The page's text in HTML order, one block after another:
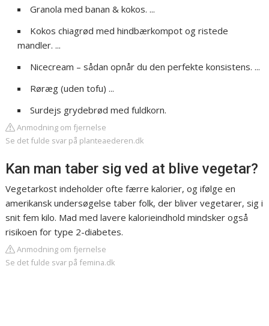
Granola med banan & kokos. ...
Kokos chiagrød med hindbærkompot og ristede
mandler. ...
Nicecream – sådan opnår du den perfekte konsistens. ...
Røræg (uden tofu) ...
Surdejs grydebrød med fuldkorn.
Anmodning om fjernelse
Se det fulde svar på planteaederen.dk
Kan man taber sig ved at blive vegetar?
Vegetarkost indeholder ofte færre kalorier, og ifølge en
amerikansk undersøgelse taber folk, der bliver vegetarer, sig i
snit fem kilo. Mad med lavere kalorieindhold mindsker også
risikoen for type 2-diabetes.
Anmodning om fjernelse
Se det fulde svar på femina.dk